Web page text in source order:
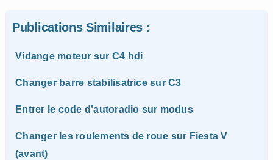
Publications Similaires :
Vidange moteur sur C4 hdi
Changer barre stabilisatrice sur C3
Entrer le code d’autoradio sur modus
Changer les roulements de roue sur Fiesta V
(avant)